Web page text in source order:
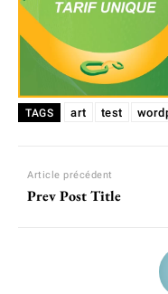
TAGS art test
Article précédent
Prev Post Title